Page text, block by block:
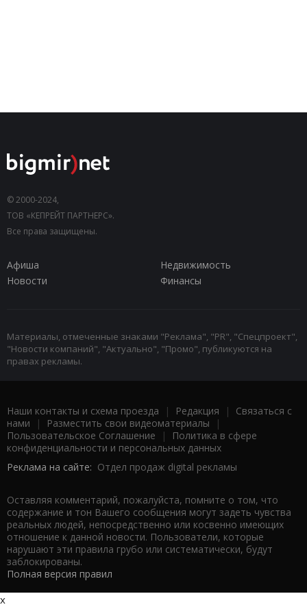
© 2000-2024,
ТОВ «КЕПРЕЙТ ПАРТНЕРС».
Все права защищены.
Афиша
Недвижимость
Новости
Финансы
Материалы, отмеченные знаками "Реклама", "PR", "Спецпроект",
"Новости компаний", "Актуально", "Промо", публикуются на
правах рекламы.
Наши контакты и схема проезда | Редакция | Связаться с
нами | Разместить свои видеоматериалы |
Пользовательское Соглашение |
Политика в сфере
конфиденциальности и персональных данных
Реклама на сайте: Отдел продаж digital рекламы
Оставляя комментарий, пожалуйста, помните о том, что
содержание и тон Вашего сообщения могут задеть чувства
реальных людей, непосредственно или косвенно имеющих
отношение к данной новости. Пользователи, которые
нарушают эти правила грубо или систематически, будут
заблокированы.
Полная версия правил
x